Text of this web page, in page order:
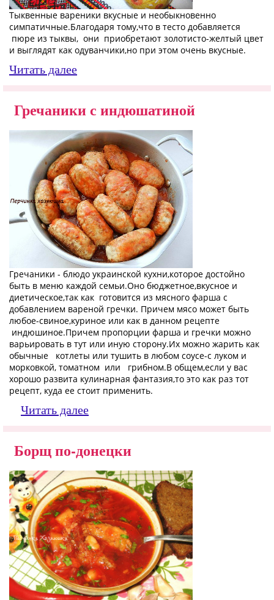
Тыквенные вареники вкусные и необыкновенно
симпатичные.Благодаря тому,что в тесто добавляется
пюре из тыквы, они приобретают золотисто-желтый цвет
и выглядят как одуванчики,но при этом очень вкусные.
Читать далее
Гречаники с индюшатиной
Гречаники - блюдо украинской кухни,которое достойно
быть в меню каждой семьи.Оно бюджетное,вкусное и
диетическое,так как готовится из мясного фарша с
добавлением вареной гречки. Причем мясо может быть
любое-свиное,куриное или как в данном рецепте
индюшиное.Причем пропорции фарша и гречки можно
варьировать в тут или иную сторону.Их можно жарить как
обычные котлеты или тушить в любом соусе-с луком и
морковкой, томатном или грибном.В общем,если у вас
хорошо развита кулинарная фантазия,то это как раз тот
рецепт, куда ее стоит применить.
Читать далее
Борщ по-донецки